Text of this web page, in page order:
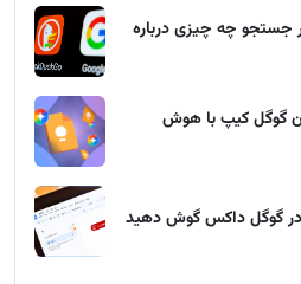
جستجو چه چیزی درباره
گوگل کیپ با هوش
در گوگل داکس گوش دهید